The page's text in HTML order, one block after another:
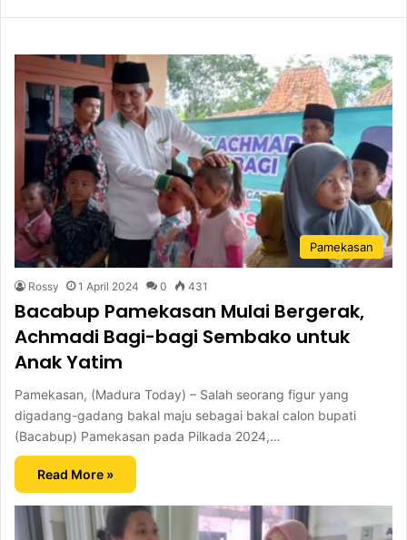
Pamekasan
Rossy 1 April 2024 0 431
Bacabup Pamekasan Mulai Bergerak,
Achmadi Bagi-bagi Sembako untuk
Anak Yatim
Pamekasan, (Madura Today) – Salah seorang figur yang
digadang-gadang bakal maju sebagai bakal calon bupati
(Bacabup) Pamekasan pada Pilkada 2024,…
Read More »